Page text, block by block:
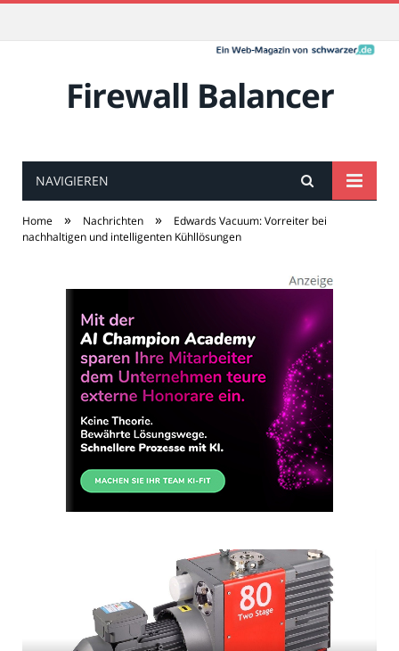
Firewall Balancer
NAVIGIEREN
Home » Nachrichten »
Edwards Vacuum: Vorreiter bei
nachhaltigen und intelligenten Kühllösungen